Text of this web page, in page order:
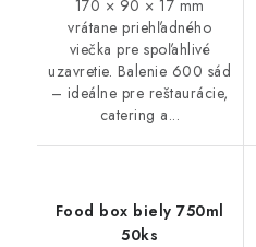
170 × 90 × 17 mm
vrátane priehľadného
viečka pre spoľahlivé
uzavretie. Balenie 600 sád
– ideálne pre reštaurácie,
catering a...
Food box biely 750ml
50ks